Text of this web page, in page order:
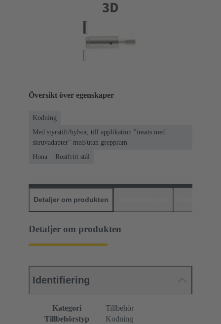
Översikt över egenskaper
Kodning
Med styrstift/hylsor, till applikation "insats med
skruvadapter" med/utan greppram
Hona
Rostfritt stål
Detaljer om produkten
Detaljer om produkten
Identifiering
Kategori
Tillbehör
Tillbehörstyp
Kodning